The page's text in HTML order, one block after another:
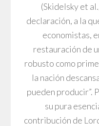
(Skidelsky et
declaración, a la
economistas,
restauración de
robusto como
la nación
pueden producir”.
su pura
contribución de